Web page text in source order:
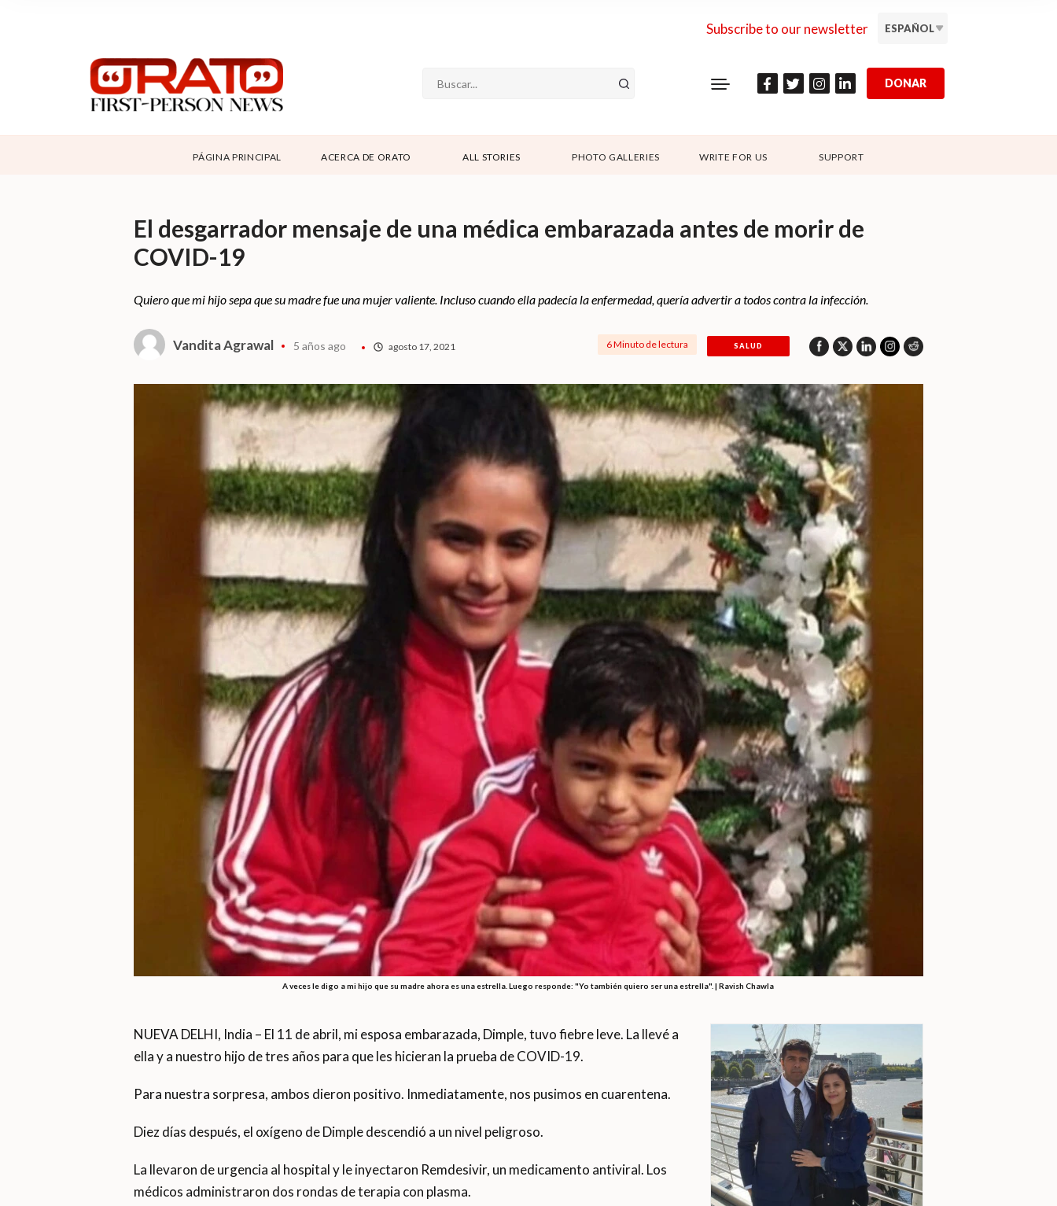
Subscribe to our newsletter ESPAÑOL
SUPPORT
CONTÁCTANOS
DONAR
PÁGINA PRINCIPAL ACERCA DE ORATO ALL STORIES PHOTO GALLERIES WRITE FOR US SUPPORT
El desgarrador mensaje de una médica embarazada antes de morir de
COVID-19
Quiero que mi hijo sepa que su madre fue una mujer valiente. Incluso cuando ella padecía la enfermedad, quería advertir a todos contra la infección.
Vandita Agrawal 5 años ago agosto 17, 2021 6 Minuto de lectura SALUD
A veces le digo a mi hijo que su madre ahora es una estrella. Luego responde: "Yo también quiero ser una estrella". | Ravish Chawla
NUEVA DELHI, India – El 11 de abril, mi esposa embarazada, Dimple, tuvo fiebre leve. La llevé a
ella y a nuestro hijo de tres años para que les hicieran la prueba de COVID-19.
Para nuestra sorpresa, ambos dieron positivo. Inmediatamente, nos pusimos en cuarentena.
Diez días después, el oxígeno de Dimple descendió a un nivel peligroso.
La llevaron de urgencia al hospital y le inyectaron Remdesivir, un medicamento antiviral. Los
médicos administraron dos rondas de terapia con plasma.